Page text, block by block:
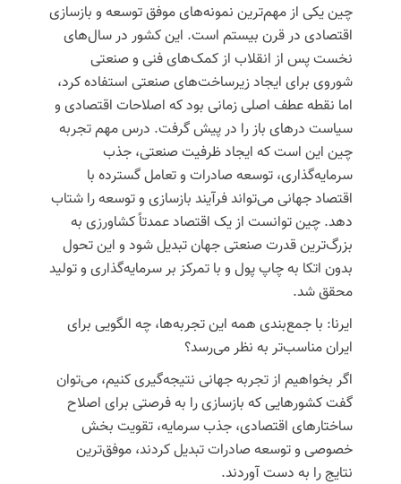
چینیکی از مهم‌ترین نمونه‌های موفق توسعه و بازسازی
اقتصادی در قرن بیستم است. این کشور در سال‌های
نخست پس از انقلاب از کمک‌های فنی و صنعتی
شوروی برای ایجاد زیرساخت‌های صنعتی استفاده کرد،
اما نقطه عطف اصلی زمانی بود که اصلاحات اقتصادی و
سیاست درهای باز را در پیش گرفت. درس مهم تجربه
چین این است که ایجاد ظرفیت صنعتی، جذب
سرمایه‌گذاری، توسعه صادرات و تعامل گسترده با
اقتصاد جهانی می‌تواند فرآیند بازسازی و توسعه را شتاب
دهد. چین توانست از یک اقتصاد عمدتاً کشاورزی به
بزرگ‌ترین قدرت صنعتی جهان تبدیل شود و این تحول
بدون اتکا به چاپ پول و با تمرکز بر سرمایه‌گذاری و تولید
محقق شد.
ایرنا: با جمع‌بندی همه این تجربه‌ها، چه الگویی برای
ایران مناسب‌تر به نظر می‌رسد؟
اگر بخواهیم از تجربه جهانی نتیجه‌گیری کنیم، می‌توان
گفت کشورهایی که بازسازی را به فرصتی برای اصلاح
ساختارهای اقتصادی، جذب سرمایه، تقویت بخش
خصوصی و توسعه صادرات تبدیل کردند، موفق‌ترین
نتایج را به دست آوردند.